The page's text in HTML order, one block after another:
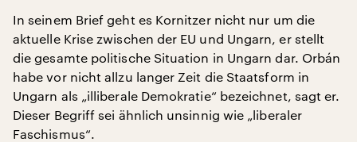
In seinem Brief geht es Kornitzer nicht nur um die
aktuelle Krise zwischen der EU und Ungarn, er stellt
die gesamte politische Situation in Ungarn dar. Orbán
habe vor nicht allzu langer Zeit die Staatsform in
Ungarn als „illiberale Demokratie“ bezeichnet, sagt er.
Dieser Begriff sei ähnlich unsinnig wie „liberaler
Faschismus“.